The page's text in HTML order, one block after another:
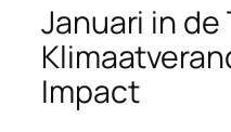
Januari in de
Impact